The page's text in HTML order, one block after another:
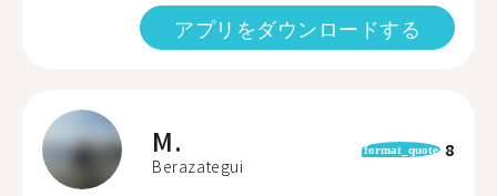
アプリをダウンロードする
M.
Berazategui
format_quote 8